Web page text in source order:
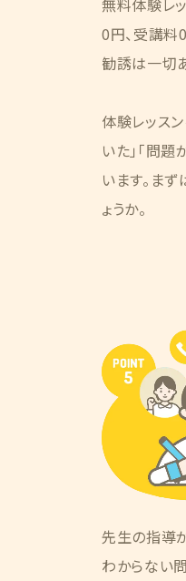
0円、受講料
勧誘は一切
体験レッス
いた」「問
います。ま
ょうか。
先生の指導
わからない